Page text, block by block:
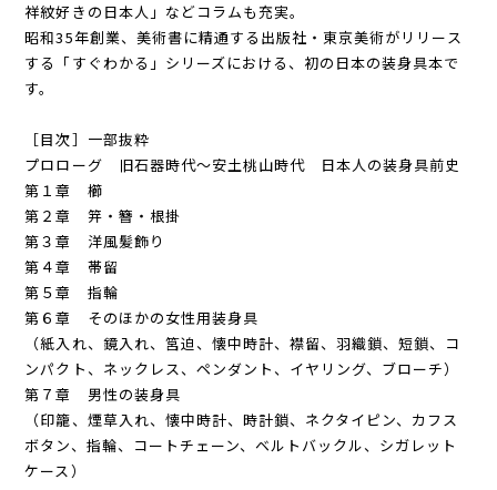
祥紋好きの日本人」などコラムも充実。
昭和35年創業、美術書に精通する出版社・東京美術がリリース
する「すぐわかる」シリーズにおける、初の日本の装身具本で
す。
［目次］一部抜粋
プロローグ 旧石器時代～安土桃山時代 日本人の装身具前史
第１章 櫛
第２章 笄・簪・根掛
第３章 洋風髪飾り
第４章 帯留
第５章 指輪
第６章 そのほかの女性用装身具
（紙入れ、鏡入れ、筥迫、懐中時計、襟留、羽織鎖、短鎖、コ
ンパクト、ネックレス、ペンダント、イヤリング、ブローチ）
第７章 男性の装身具
（印籠、煙草入れ、懐中時計、時計鎖、ネクタイピン、カフス
ボタン、指輪、コートチェーン、ベルトバックル、シガレット
ケース）